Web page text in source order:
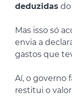
deduzidas
Mas isso só
envia a
gastos que
Aí, o governo
restitui o